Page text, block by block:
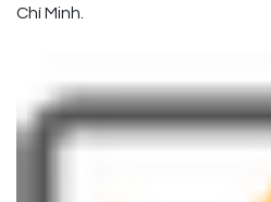
Chí Minh.